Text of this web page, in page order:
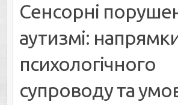
Сенсорні
аутизмі:
психологічного
супроводу та